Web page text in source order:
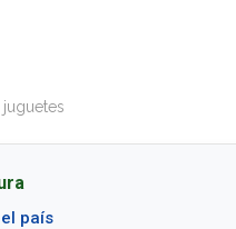
país